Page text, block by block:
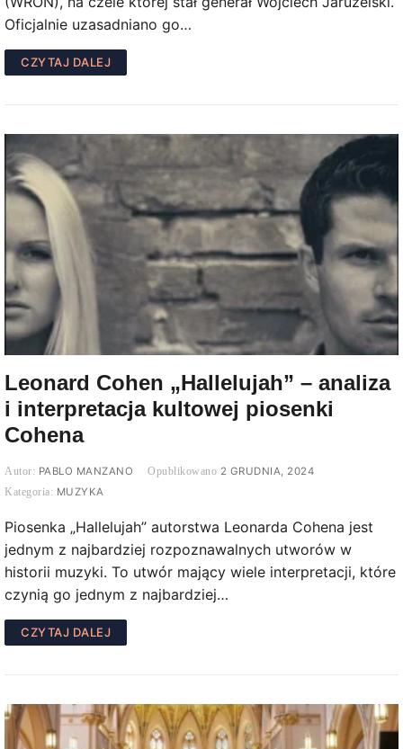
Oficjalnie uzasadniano go…
CZYTAJ DALEJ
Leonard Cohen „Hallelujah” – analiza
i interpretacja kultowej piosenki
Cohena
PABLO MANZANO
2 GRUDNIA, 2024
MUZYKA
Piosenka „Hallelujah” autorstwa Leonarda Cohena jest
jednym z najbardziej rozpoznawalnych utworów w
historii muzyki. To utwór mający wiele interpretacji, które
czynią go jednym z najbardziej…
CZYTAJ DALEJ